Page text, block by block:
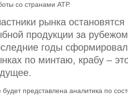
со странами АТР.
рынка
продукции за
годы
по минтаю, крабу –
будет представлена аналитика по